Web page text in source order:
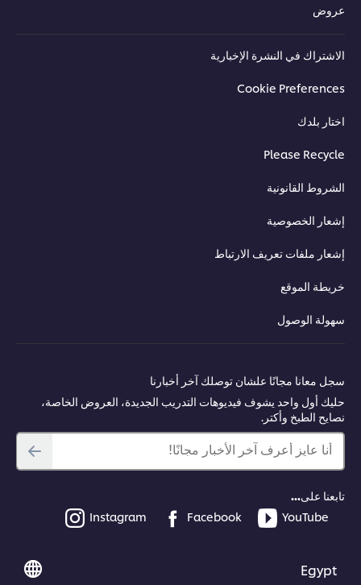
عروض
الاشتراك في النشرة الإخبارية
Cookie Preferences
اختار بلدك
Please Recycle
الشروط القانونية
إشعار الخصوصية
إشعار ملفات تعريف الارتباط
خريطة الموقع
سهولة الوصول
سجل معانا مجانًا علشان توصلك آخر أخبارنا
حليك أول واحد يشوف فيديوهات التدريب الجديدة، العروض الخاصة،
نصايح الطبخ وأكتر.
أنا عايز أعرف آخر الأخبار مجانًا!
تابعنا على...
YouTube
Facebook
Instagram
Egypt